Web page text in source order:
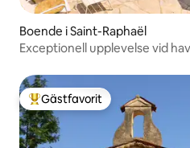
Boende i Saint-Raphaël
Exceptionell upplevelse vid
Populär gästfavorit
Gästfavorit